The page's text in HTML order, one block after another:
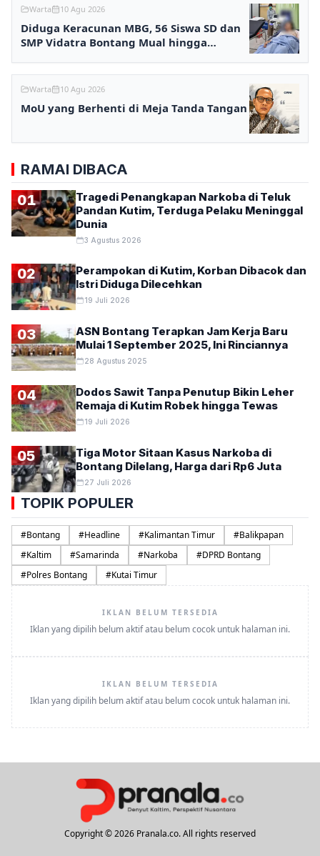
Warta 10 Agu 2026
Diduga Keracunan MBG, 56 Siswa SD dan
SMP Vidatra Bontang Mual hingga
Warta 10 Agu 2026
MoU yang Berhenti di Meja Tanda Tangan
RAMAI DIBACA
01
Tragedi Penangkapan Narkoba di Teluk
Pandan Kutim, Terduga Pelaku Meninggal
Dunia
3 Agustus 2026
02
Perampokan di Kutim, Korban Dibacok dan
Istri Diduga Dilecehkan
19 Juli 2026
03
ASN Bontang Terapkan Jam Kerja Baru
Mulai 1 September 2025, Ini Rinciannya
28 Agustus 2025
04
Dodos Sawit Tanpa Penutup Bikin Leher
Remaja di Kutim Robek hingga Tewas
19 Juli 2026
05
Tiga Motor Sitaan Kasus Narkoba di
Bontang Dilelang, Harga dari Rp6 Juta
27 Juli 2026
TOPIK POPULER
#Bontang #Headline #Kalimantan Timur #Balikpapan
#Kaltim #Samarinda #Narkoba #DPRD Bontang
#Polres Bontang #Kutai Timur
IKLAN BELUM TERSEDIA
Iklan yang dipilih belum aktif atau belum cocok untuk halaman ini.
IKLAN BELUM TERSEDIA
Iklan yang dipilih belum aktif atau belum cocok untuk halaman ini.
Copyright © 2026 Pranala.co. All rights reserved